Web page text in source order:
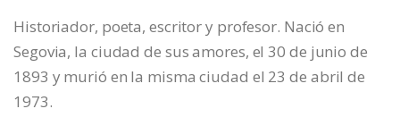
Historiador, poeta, escritor y profesor. Nació en
Segovia, la ciudad de sus amores, el 30 de junio de
1893 y murió en la misma ciudad el 23 de abril de
1973.